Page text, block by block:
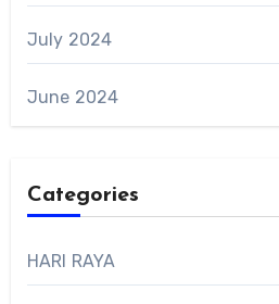
July 2024
June 2024
Categories
HARI RAYA